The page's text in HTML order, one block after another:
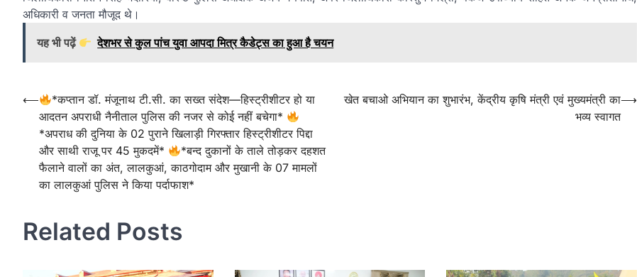
अधिकारी व जनता मौजूद थे।
यह भी पढ़ें
देशभर से कुल पांच युवा आपदा मित्र कैडेट्स का हुआ है चयन
Post
navigation
⟵
*कप्तान डॉ. मंजूनाथ टी.सी. का सख्त संदेश—हिस्ट्रीशीटर हो या
आदतन अपराधी नैनीताल पुलिस की नजर से कोई नहीं बचेगा*
*अपराध की दुनिया के 02 पुराने खिलाड़ी गिरफ्तार हिस्ट्रीशीटर पिद्दा
और साथी राजू पर 45 मुकदमें*
*बन्द दुकानों के ताले तोड़कर दहशत
फैलाने वालों का अंत, लालकुआं, काठगोदाम और मुखानी के 07 मामलों
का लालकुआं पुलिस ने किया पर्दाफाश*
खेत बचाओ अभियान का शुभारंभ, केंद्रीय कृषि मंत्री एवं मुख्यमंत्री का
भव्य स्वागत
⟶
Related Posts